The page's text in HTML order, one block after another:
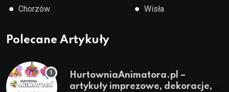
● Chorzów ● Wisła
Polecane Artykuły
HurtowniaAnimatora.pl –
artykuły imprezowe, dekoracje,